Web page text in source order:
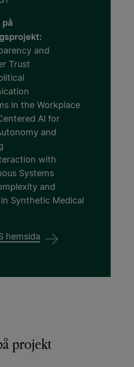
på
and
Trust
in the Workplace
Al for
and
with
Systems
and
in Synthetic Medical
hemsida
projekt